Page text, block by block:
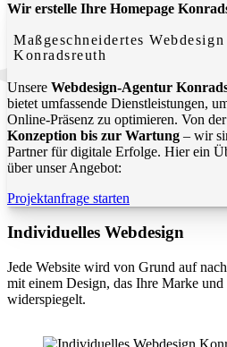
Wir erstelle Ihre Homepage
Maßgeschneidertes
Konradsreuth
Unsere Webdesign-Agentur
bietet umfassende Dienstleistungen,
Online-Präsenz zu optimieren. Von der
Konzeption bis zur Wartung – wir
Partner für digitale Erfolge. Hier ein
über unser Angebot:
Projektanfrage starten
Individuelles Webdesign
Jede Website wird von Grund auf
mit einem Design, das Ihre Marke
widerspiegelt.